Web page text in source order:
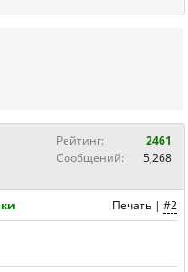
Рейтинг:
2461
Сообщений:
5,268
Печать | #2